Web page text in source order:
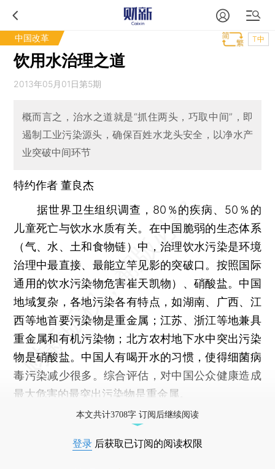
中国改革 T中
饮用水治理之道
2013年05月01日第5期
概而言之，治水之道就是“抓住两头，巧取中间”，即
遏制工业污染源头，确保百姓水龙头安全，以净水产
业突破中间环节
特约作者 董良杰
据世界卫生组织调查，80％的疾病、50％的
儿童死亡与饮水水质有关。在中国脆弱的生态体系
（气、水、土和食物链）中，治理饮水污染是环境
治理中最直接、最能立竿见影的突破口。按照国际
通用的饮水污染物危害崔天凯物）、硝酸盐。中国
地域复杂，各地污染各有特点，如湖南、广西、江
西等地首要污染物是重金属；江苏、浙江等地兼具
重金属和有机污染物；北方农村地下水中突出污染
物是硝酸盐。中国人有喝开水的习惯，使得细菌病
毒污染减少很多。综合评估，对中国公众健康造成
最大危害的最突出污染物是重金属。
本文共计3708字 订阅后继续阅读
登录 后获取已订阅的阅读权限